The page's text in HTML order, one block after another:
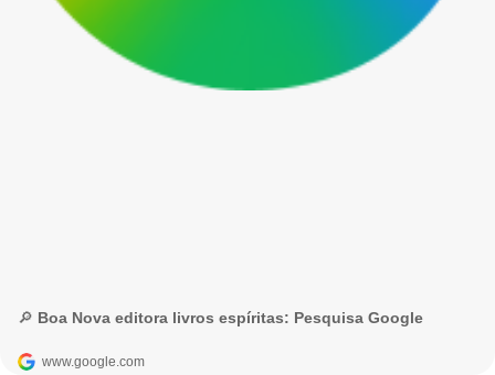
🔎 Boa Nova editora livros espíritas: Pesquisa Google
www.google.com